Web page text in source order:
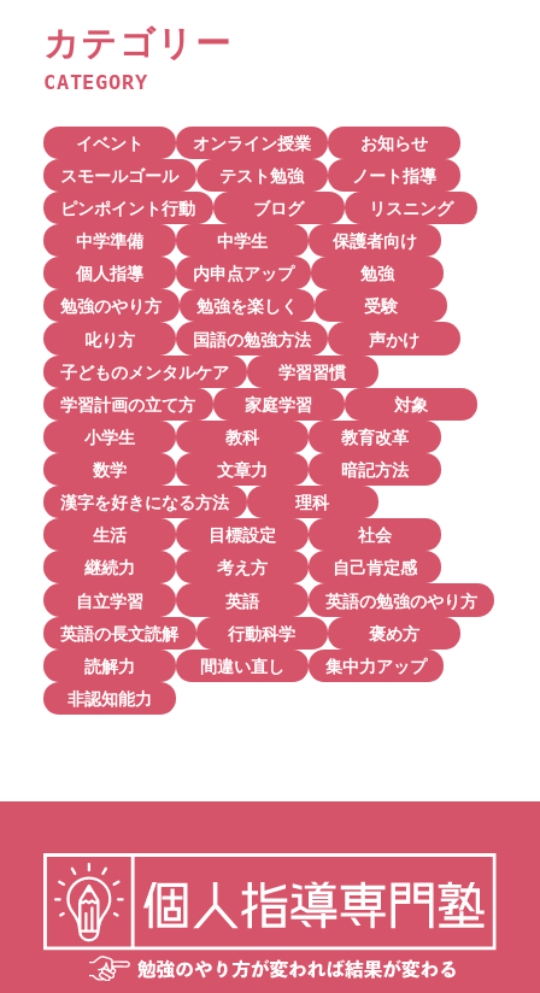
カテゴリー
CATEGORY
イベント オンライン授業
お知らせ
スモールゴール
テスト勉強
ノート指導
ピンポイント行動
ブログ
リスニング
中学準備
中学生
保護者向け
個人指導
内申点アップ
勉強
勉強のやり方
勉強を楽しく
受験
叱り方
国語の勉強方法
声かけ
子どものメンタルケア
学習習慣
学習計画の立て方
家庭学習
対象
小学生
教科
教育改革
数学
文章力
暗記方法
漢字を好きになる方法
理科
生活
目標設定
社会
継続力
考え方
自己肯定感
自立学習
英語
英語の勉強のやり方
英語の長文読解
行動科学
褒め方
読解力
間違い直し
集中力アップ
非認知能力